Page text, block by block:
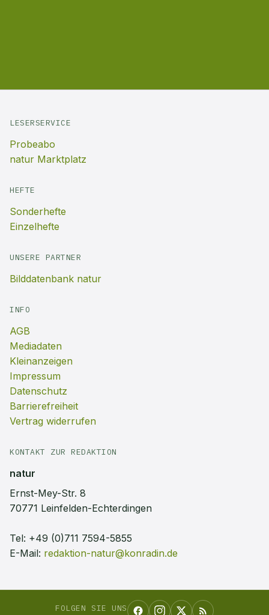
LESERSERVICE
Probeabo
natur Marktplatz
HEFTE
Sonderhefte
Einzelhefte
UNSERE PARTNER
Bilddatenbank natur
INFO
AGB
Mediadaten
Kleinanzeigen
Impressum
Datenschutz
Barrierefreiheit
Vertrag widerrufen
KONTAKT ZUR REDAKTION
natur
Ernst-Mey-Str. 8
70771 Leinfelden-Echterdingen
Tel: +49 (0)711 7594-5855
E-Mail: redaktion-natur@konradin.de
FOLGEN SIE UNS